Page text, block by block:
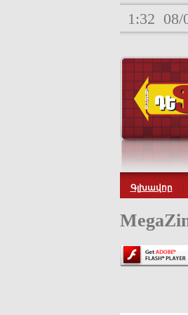
1:32 08/
Գլխավոր